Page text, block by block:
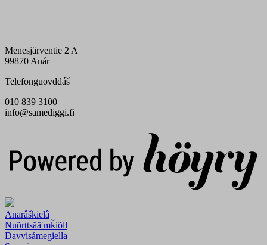
Menesjärventie 2 A
99870 Anár
Telefonguovddáš
010 839 3100
info@samediggi.fi
Anarâškielâ
Nuõrttsääʹmǩiõll
Davvisámegiella